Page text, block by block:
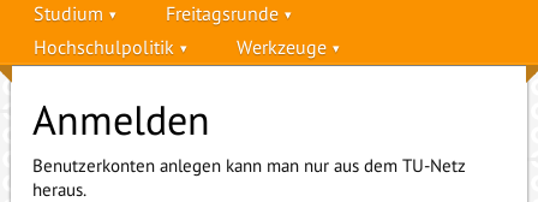
Studium
Freitagsrunde
Hochschulpolitik
Werkzeuge
Anmelden
Benutzerkonten anlegen kann man nur aus dem TU-Netz
heraus.